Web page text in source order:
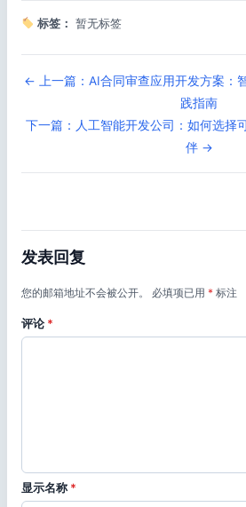
标签： 暂无标签
← 上一篇：AI合同审查应用开发方案：
践指南
下一篇：人工智能开发公司：如何选择
伴 →
发表回复
您的邮箱地址不会被公开。 必填项已用 * 标注
评论 *
显示名称 *